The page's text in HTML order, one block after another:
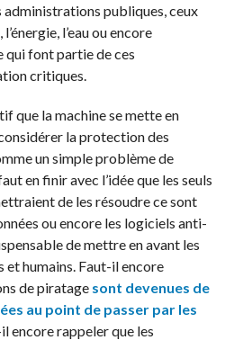
administrations publiques, ceux
l’eau ou encore
qui font partie de ces
critiques.
que la machine se mette en
la protection des
un simple problème de
en finir avec l’idée que les seuls
de les résoudre ce sont
ou encore les logiciels anti-
de mettre en avant les
humains. Faut-il encore
de piratage sont devenues de
au point de passer par les
encore rappeler que les